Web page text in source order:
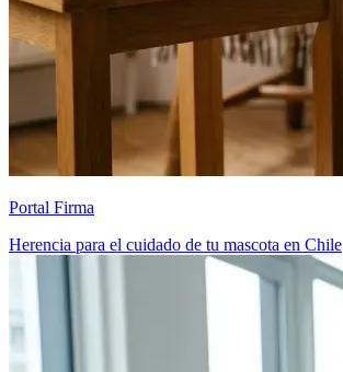
Portal Firma
Herencia para el cuidado de tu mascota en Chile